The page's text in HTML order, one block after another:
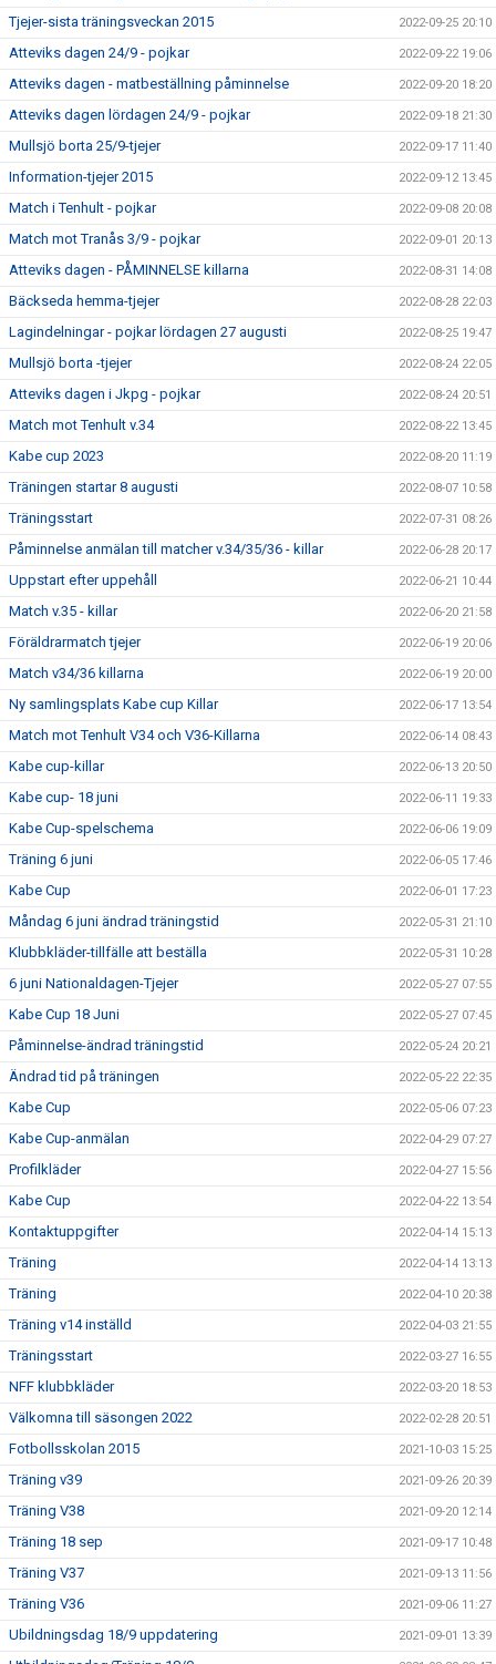
Tjejer-sista träningsveckan 2015 2022-09-25 20:10
Atteviks dagen 24/9 - pojkar 2022-09-22 19:06
Atteviks dagen - matbeställning påminnelse 2022-09-20 18:20
Atteviks dagen lördagen 24/9 - pojkar 2022-09-18 21:30
Mullsjö borta 25/9-tjejer 2022-09-17 11:40
Information-tjejer 2015 2022-09-12 13:45
Match i Tenhult - pojkar 2022-09-08 20:08
Match mot Tranås 3/9 - pojkar 2022-09-01 20:13
Atteviks dagen - PÅMINNELSE killarna 2022-08-31 14:08
Bäckseda hemma-tjejer 2022-08-28 22:03
Lagindelningar - pojkar lördagen 27 augusti 2022-08-25 19:47
Mullsjö borta -tjejer 2022-08-24 22:05
Atteviks dagen i Jkpg - pojkar 2022-08-24 20:51
Match mot Tenhult v.34 2022-08-22 13:45
Kabe cup 2023 2022-08-20 11:19
Träningen startar 8 augusti 2022-08-07 10:58
Träningsstart 2022-07-31 08:26
Påminnelse anmälan till matcher v.34/35/36 - killar 2022-06-28 20:17
Uppstart efter uppehåll 2022-06-21 10:44
Match v.35 - killar 2022-06-20 21:58
Föräldrarmatch tjejer 2022-06-19 20:06
Match v34/36 killarna 2022-06-19 20:00
Ny samlingsplats Kabe cup Killar 2022-06-17 13:54
Match mot Tenhult V34 och V36-Killarna 2022-06-14 08:43
Kabe cup-killar 2022-06-13 20:50
Kabe cup- 18 juni 2022-06-11 19:33
Kabe Cup-spelschema 2022-06-06 19:09
Träning 6 juni 2022-06-05 17:46
Kabe Cup 2022-06-01 17:23
Måndag 6 juni ändrad träningstid 2022-05-31 21:10
Klubbkläder-tillfälle att beställa 2022-05-31 10:28
6 juni Nationaldagen-Tjejer 2022-05-27 07:55
Kabe Cup 18 Juni 2022-05-27 07:45
Påminnelse-ändrad träningstid 2022-05-24 20:21
Ändrad tid på träningen 2022-05-22 22:35
Kabe Cup 2022-05-06 07:23
Kabe Cup-anmälan 2022-04-29 07:27
Profilkläder 2022-04-27 15:56
Kabe Cup 2022-04-22 13:54
Kontaktuppgifter 2022-04-14 15:13
Träning 2022-04-14 13:13
Träning 2022-04-10 20:38
Träning v14 inställd 2022-04-03 21:55
Träningsstart 2022-03-27 16:55
NFF klubbkläder 2022-03-20 18:53
Välkomna till säsongen 2022 2022-02-28 20:51
Fotbollsskolan 2015 2021-10-03 15:25
Träning v39 2021-09-26 20:39
Träning V38 2021-09-20 12:14
Träning 18 sep 2021-09-17 10:48
Träning V37 2021-09-13 11:56
Träning V36 2021-09-06 11:27
Ubildningsdag 18/9 uppdatering 2021-09-01 13:39